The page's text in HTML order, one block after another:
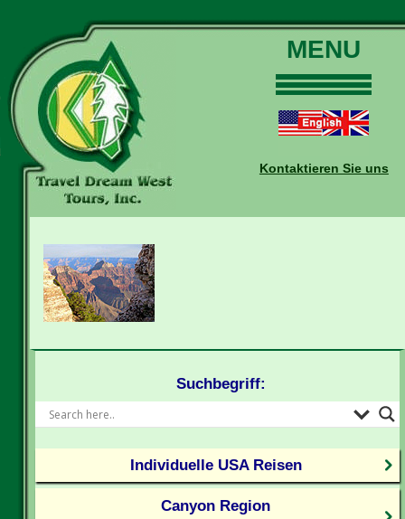
MENU
Touren
Daten und Preise
Buchungen
Kontaktieren Sie uns
Suchbegriff:
Individuelle USA Reisen
Canyon Region